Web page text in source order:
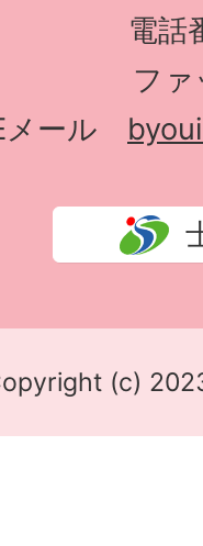
電
フ
メール
(c)